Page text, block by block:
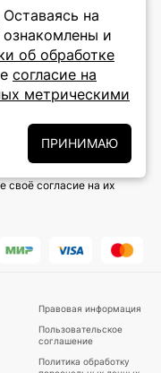
Оставаясь на
и
об обработке
согласие на
метрическими
ПРИНИМАЮ
на новости
своё согласие на их
Правовая информация
Пользовательское
соглашение
Политика обработку